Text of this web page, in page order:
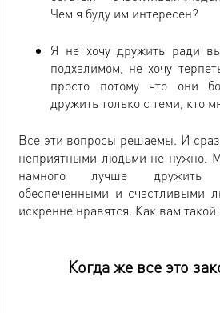
Чем я буду им интересен?
Я не хочу дружить ради
подхалимом, не хочу
просто потому что они
дружить только с теми, кто
Все эти вопросы решаемы. И
неприятными людьми не нужно.
намного лучше дружить
обеспеченными и счастливыми
искренне нравятся. Как вам такой
Когда же все это